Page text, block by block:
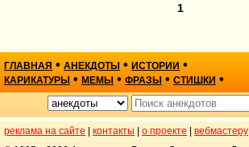
1
ГЛАВНАЯ • АНЕКДОТЫ • ИСТОРИИ •
КАРИКАТУРЫ • МЕМЫ • ФРАЗЫ • СТИШКИ •
реклама на сайте контакты о проекте вебмастеру